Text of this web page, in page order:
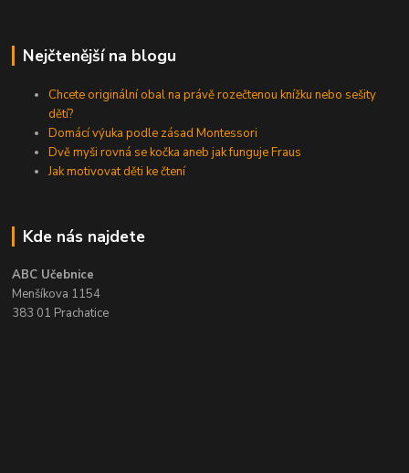
Nejčtenější na blogu
Chcete originální obal na právě rozečtenou knížku nebo sešity
dětí?
Domácí výuka podle zásad Montessori
Dvě myši rovná se kočka aneb jak funguje Fraus
Jak motivovat děti ke čtení
Kde nás najdete
ABC Učebnice
Menšíkova 1154
383 01 Prachatice